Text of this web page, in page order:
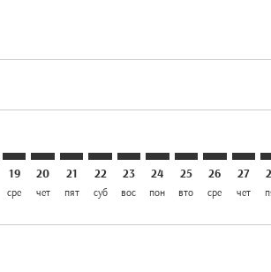
MUC–JED: cmp-view-offers-disclaimer.
19
сре
MUC–JED: cmp-view-offers-
20
чет
MUC–JED: cmp-view-offers-
21
пят
MUC–JED: cmp-view-
22
суб
MUC–JED: cmp-view-
23
вос
MUC–JED: cmp-
24
пон
MUC–JED:
25
вто
26
сре
27
чет